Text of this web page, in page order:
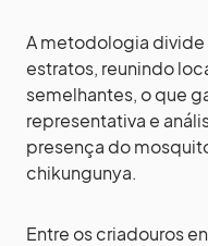
A metodologia divide
estratos, reunindo
semelhantes, o que
representativa e
presença do
chikungunya.
Entre os criadouros